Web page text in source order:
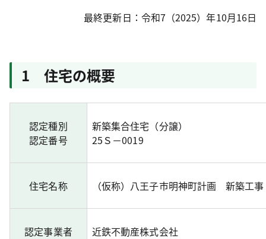
最終更新日：令和7（2025）年10月16日
1 住宅の概要
認定種別
認定番号
新築集合住宅（分譲）
25Ｓ－0019
住宅名称 （仮称）八王子市明神町計画 新築工事
認定事業者 近鉄不動産株式会社